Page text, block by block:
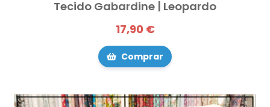
Tecido Gabardine | Leopardo
17,90 €
Comprar